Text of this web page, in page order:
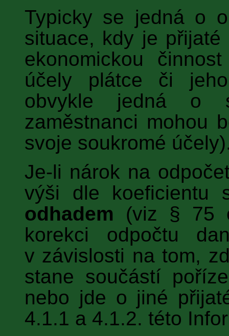
Typicky se jedná o
situace, kdy je
ekonomickou
účely plátce či
obvykle jedná o
zaměstnanci mohou
svoje soukromé
Je-li nárok na
výši dle koeficientu
odhadem (viz § 75
korekci odpočtu
v závislosti na tom,
stane součástí
nebo jde o jiné
4.1.1 a 4.1.2. této